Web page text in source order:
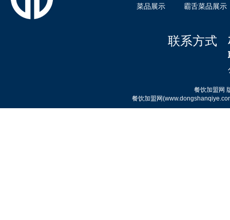
餐饮加盟网
餐饮加盟网
联系方式
菜品展示
霸舌菜品展示